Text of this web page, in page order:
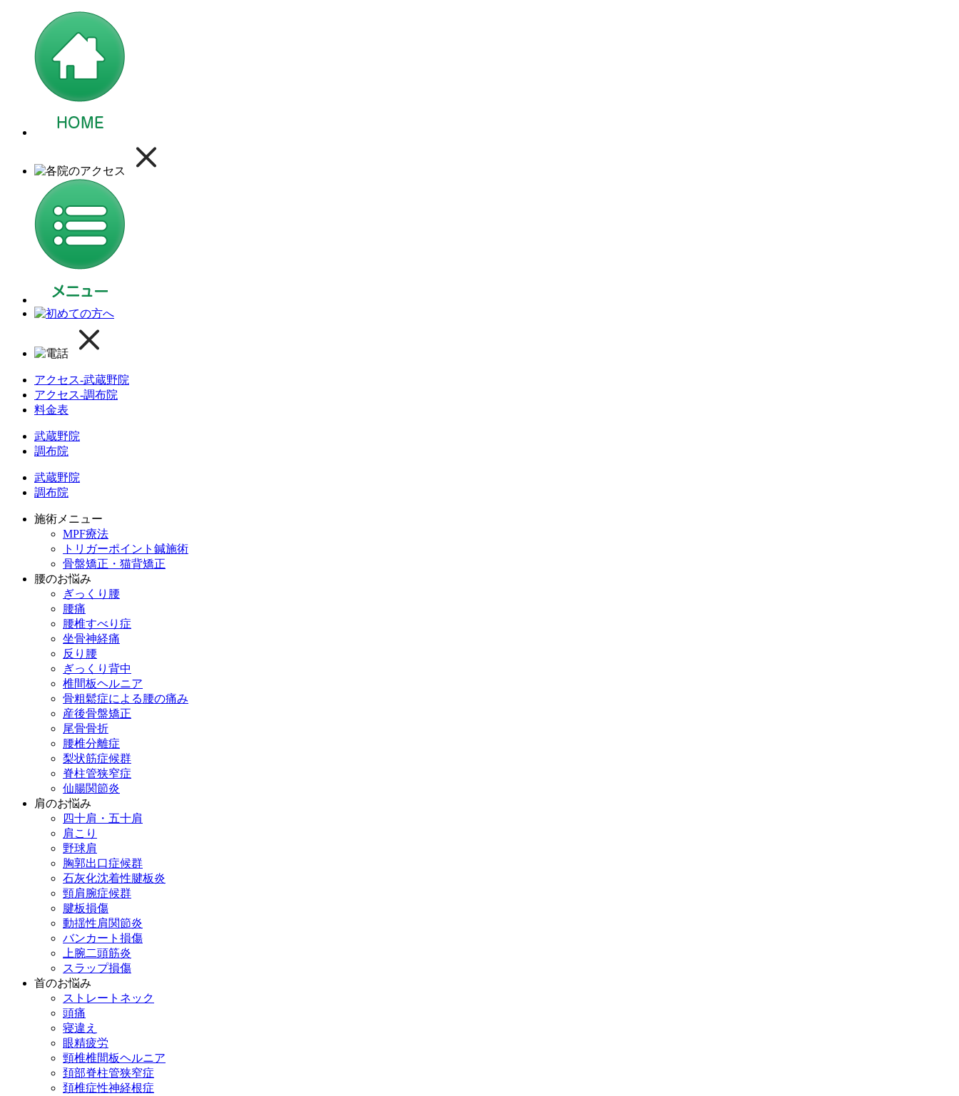
アクセス-武蔵野院
アクセス-調布院
料金表
武蔵野院
調布院
武蔵野院
調布院
施術メニュー
MPF療法
トリガーポイント鍼施術
骨盤矯正・猫背矯正
腰のお悩み
ぎっくり腰
腰痛
腰椎すべり症
坐骨神経痛
反り腰
ぎっくり背中
椎間板ヘルニア
骨粗鬆症による腰の痛み
産後骨盤矯正
尾骨骨折
腰椎分離症
梨状筋症候群
脊柱管狭窄症
仙腸関節炎
肩のお悩み
四十肩・五十肩
肩こり
野球肩
胸郭出口症候群
石灰化沈着性腱板炎
頸肩腕症候群
腱板損傷
動揺性肩関節炎
バンカート損傷
上腕二頭筋炎
スラップ損傷
首のお悩み
ストレートネック
頭痛
寝違え
眼精疲労
頸椎椎間板ヘルニア
頚部脊柱管狭窄症
頚椎症性神経根症